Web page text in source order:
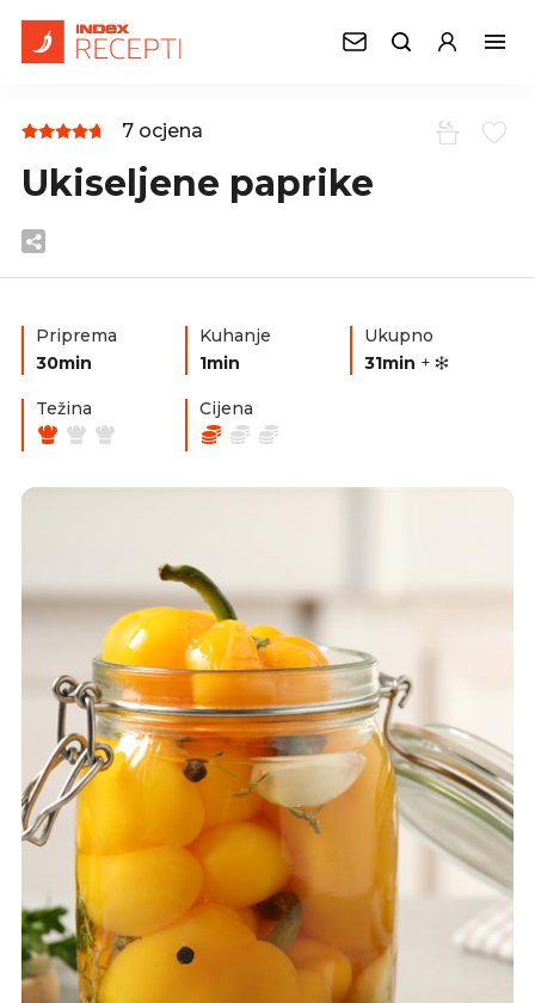
7 ocjena
Ukiseljene paprike
Priprema
30min
Kuhanje
1min
Ukupno
31min +
Težina Cijena